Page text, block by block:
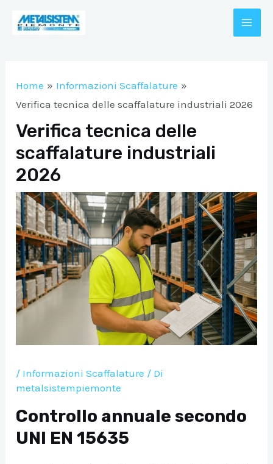
Home
Informazioni Scaffalature
Verifica tecnica delle scaffalature industriali 2026
Verifica tecnica delle
scaffalature industriali
2026
/ Informazioni Scaffalature / Di
metalsistempiemonte
Controllo annuale secondo
UNI EN 15635
DISATTIVA
DISATTIVA
DISATTIVA